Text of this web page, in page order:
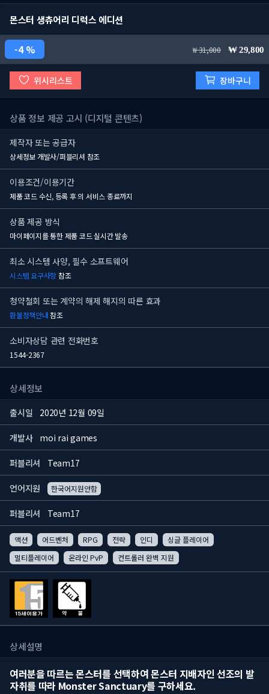
몬스터 생츄어리 디럭스 에디션
4 % 31,000 29,800
위시리스트 장바구니
상품 정보 제공 고시 (디지털 콘텐츠)
제작자 또는 공급자
상세정보 개발사/퍼블리셔 참조
이용조건/이용기간
제품 코드 수신, 등록 후의 서비스 종료까지
상품 제공 방식
마이페이지를 통한 제품 코드 실시간 발송
최소 시스템 사양, 필수 소프트웨어
시스템 요구사항참조
청약철회 또는 계약의 해제 해지의 따른 효과
환불정책안내참조
소비자상담 관련 전화번호
1544-2367
상세정보
출시일 2020년 12월 09일
개발사 moi rai games
퍼블리셔 Team17
언어지원 한국어지원안함
퍼블리셔 Team17
액션 어드벤처 RPG 전략 인디
싱글 플레이어
멀티플레이어
온라인 PvP 컨트롤러 완벽 지원
상세설명
여러분을 따르는 몬스터를 선택하여 몬스터 지배자인 선조의 발
자취를 따라 Monster Sanctuary를 구하세요.